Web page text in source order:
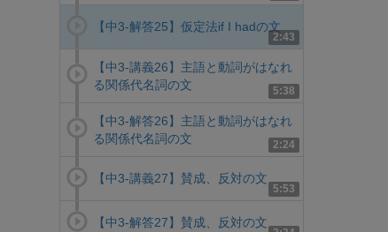
2:43
【中3-解答25】仮定法if I hadの文
5:38
【中3-講義26】主語と動詞がはなれ
る関係代名詞の文
2:24
【中3-解答26】主語と動詞がはなれ
る関係代名詞の文
5:53
【中3-講義27】賛成、反対の文
【中3-解答27】賛成、反対の文